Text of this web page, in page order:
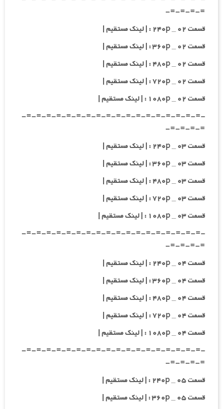
=-=-=-=-
قسمت ۰۲ _ ۲۴۰p : | لینک مستقیم |
قسمت ۰۲ _ ۳۶۰p : | لینک مستقیم |
قسمت ۰۲ _ ۴۸۰p : | لینک مستقیم |
قسمت ۰۲ _ ۷۲۰p : | لینک مستقیم |
قسمت ۰۲ _ ۱۰۸۰p : | لینک مستقیم |
-=-=-=-=-=-=-=-=-=-=-=-=-=-=-=-=-=-=-
=-=-=-=-
قسمت ۰۳ _ ۲۴۰p : | لینک مستقیم |
قسمت ۰۳ _ ۳۶۰p : | لینک مستقیم |
قسمت ۰۳ _ ۴۸۰p : | لینک مستقیم |
قسمت ۰۳ _ ۷۲۰p : | لینک مستقیم |
قسمت ۰۳ _ ۱۰۸۰p : | لینک مستقیم |
-=-=-=-=-=-=-=-=-=-=-=-=-=-=-=-=-=-=-
=-=-=-=-
قسمت ۰۴ _ ۲۴۰p : | لینک مستقیم |
قسمت ۰۴ _ ۳۶۰p : | لینک مستقیم |
قسمت ۰۴ _ ۴۸۰p : | لینک مستقیم |
قسمت ۰۴ _ ۷۲۰p : | لینک مستقیم |
قسمت ۰۴ _ ۱۰۸۰p : | لینک مستقیم |
-=-=-=-=-=-=-=-=-=-=-=-=-=-=-=-=-=-=-
=-=-=-=-
قسمت ۰۵ _ ۲۴۰p : | لینک مستقیم |
قسمت ۰۵ _ ۳۶۰p : | لینک مستقیم |